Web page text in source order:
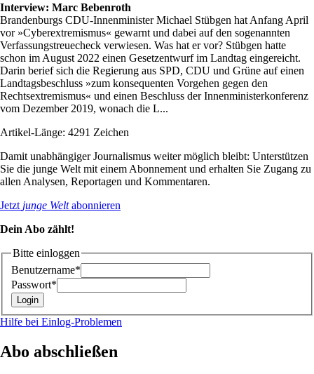
Interview: Marc Bebenroth
Brandenburgs CDU-Innenminister Michael Stübgen hat Anfang April
vor »Cyberextremismus« gewarnt und dabei auf den sogenannten
Verfassungstreuecheck verwiesen. Was hat er vor? Stübgen hatte
schon im August 2022 einen Gesetzentwurf im Landtag eingereicht.
Darin berief sich die Regierung aus SPD, CDU und Grüne auf einen
Landtagsbeschluss »zum konsequenten Vorgehen gegen den
Rechtsextremismus« und einen Beschluss der Innenministerkonferenz
vom Dezember 2019, wonach die L...
Artikel-Länge: 4291 Zeichen
Damit unabhängiger Journalismus weiter möglich bleibt: Unterstützen
Sie die junge Welt mit einem Abonnement und erhalten Sie Zugang zu
allen Analysen, Reportagen und Kommentaren.
Jetzt junge Weltabonnieren
Dein Abo zählt!
Bitte einloggen
Benutzername*
Passwort*
Hilfe bei Einlog-Problemen
Abo abschließen